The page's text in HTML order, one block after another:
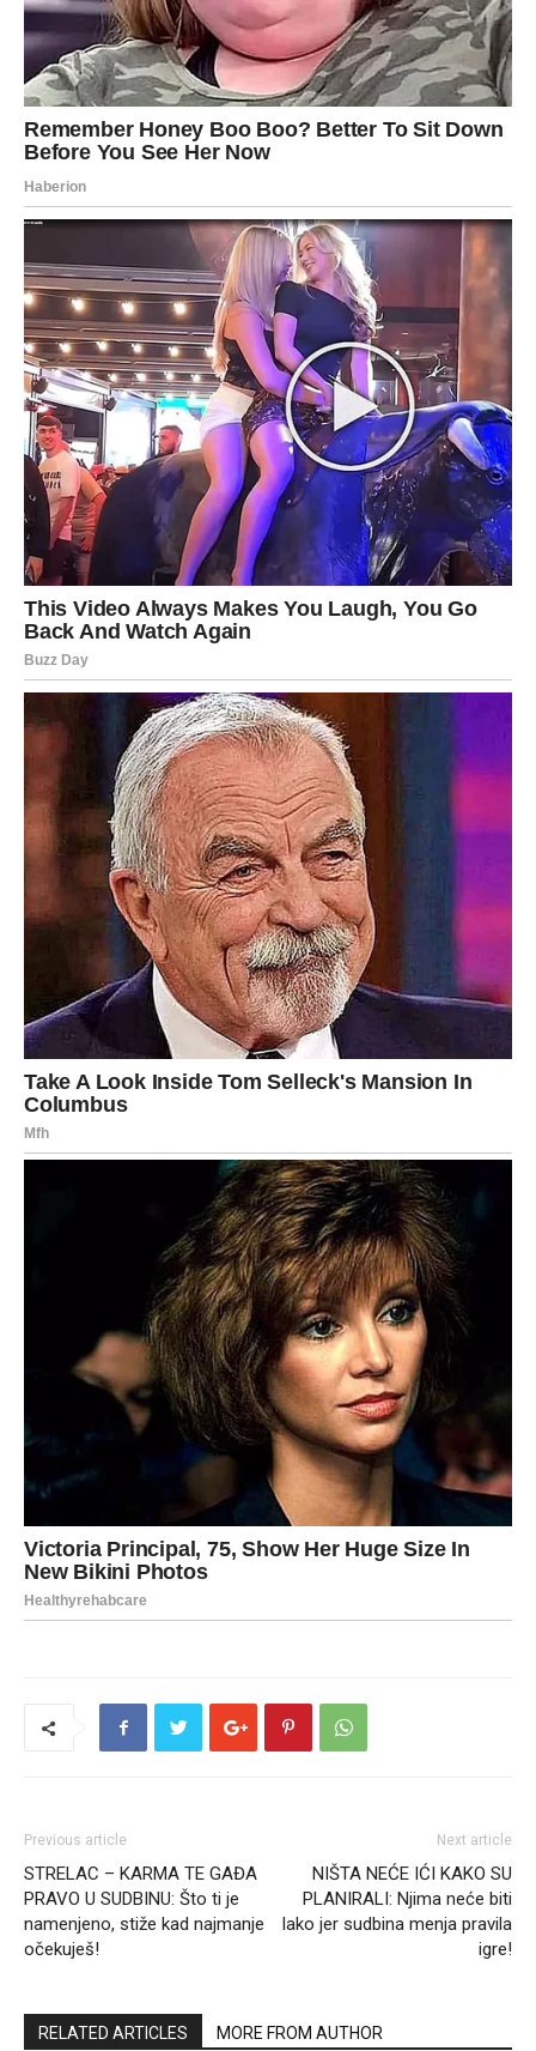
Previous article
STRELAC – KARMA TE GAĐA
PRAVO U SUDBINU: Što ti je
namenjeno, stiže kad najmanje
očekuješ!
Next article
NIŠTA NEĆE IĆI KAKO SU
PLANIRALI: Njima neće biti
lako jer sudbina menja pravila
igre!
RELATED ARTICLES MORE FROM AUTHOR